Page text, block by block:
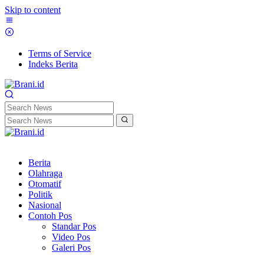
Skip to content
Terms of Service
Indeks Berita
Berita
Olahraga
Otomatif
Politik
Nasional
Contoh Pos
Standar Pos
Video Pos
Galeri Pos